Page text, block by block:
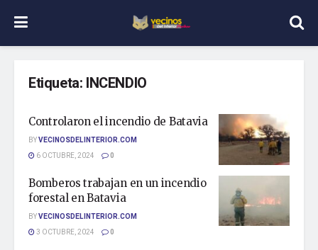
Etiqueta: INCENDIO
Controlaron el incendio de Batavia
BYVECINOSDELINTERIOR.COM
6 OCTUBRE, 2024
0
Bomberos trabajan en un incendio
forestal en Batavia
BYVECINOSDELINTERIOR.COM
3 OCTUBRE, 2024
0